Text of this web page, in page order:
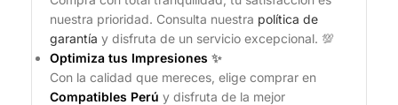
nuestra prioridad. Consulta nuestra política de
garantía y disfruta de un servicio excepcional. 💯
Optimiza tus Impresiones ✨
Con la calidad que mereces, elige comprar en
Compatibles Perú y disfruta de la mejor